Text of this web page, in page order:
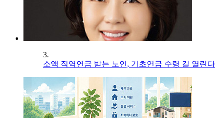
3.
소액 직역연금 받는 노인, 기초연금 수령 길 열린다